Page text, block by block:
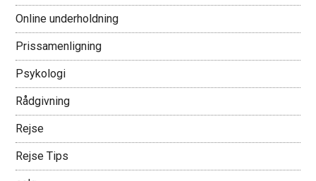
Online underholdning
Prissamenligning
Psykologi
Rådgivning
Rejse
Rejse Tips